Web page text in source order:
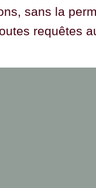
sans la
toutes